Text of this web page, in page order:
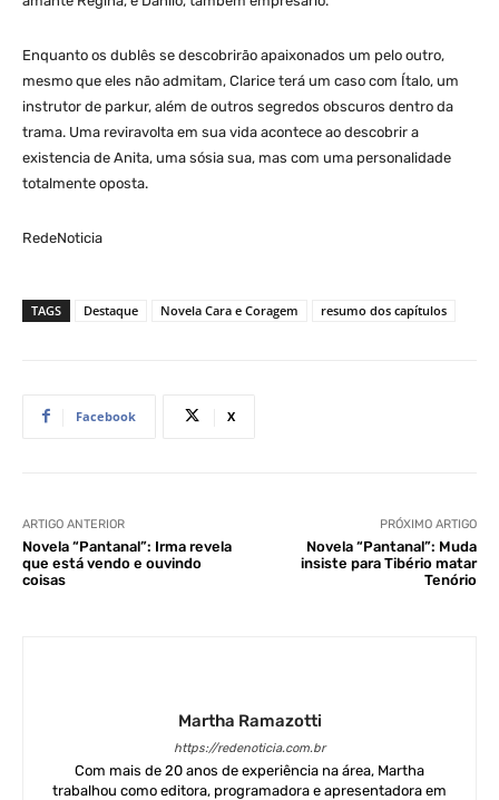
Enquanto os dublês se descobrirão apaixonados um pelo outro,
mesmo que eles não admitam, Clarice terá um caso com Ítalo, um
instrutor de parkur, além de outros segredos obscuros dentro da
trama. Uma reviravolta em sua vida acontece ao descobrir a
existencia de Anita, uma sósia sua, mas com uma personalidade
totalmente oposta.
RedeNoticia
TAGS Destaque Novela Cara e Coragem resumo dos capítulos
Facebook X
ARTIGO ANTERIOR
Novela “Pantanal”: Irma revela
que está vendo e ouvindo
coisas
PRÓXIMO ARTIGO
Novela “Pantanal”: Muda
insiste para Tibério matar
Tenório
Martha Ramazotti
https://redenoticia.com.br
Com mais de 20 anos de experiência na área, Martha
trabalhou como editora, programadora e apresentadora em